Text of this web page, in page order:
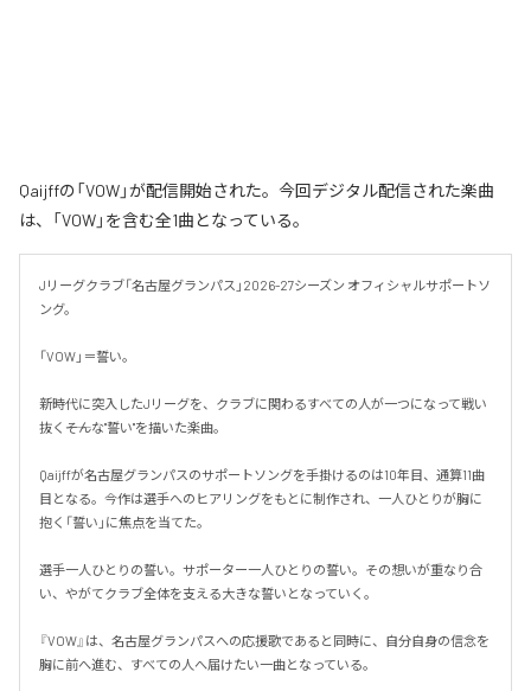
Qaijffの「VOW」が配信開始された。今回デジタル配信された楽曲
は、「VOW」を含む全1曲となっている。
Jリーグクラブ「名古屋グランパス」2026-27シーズン オフィシャルサポートソ
ング。
「VOW」＝誓い。
新時代に突入したJリーグを、クラブに関わるすべての人が一つになって戦い
抜く――そんな"誓い"を描いた楽曲。
Qaijffが名古屋グランパスのサポートソングを手掛けるのは10年目、通算11曲
目となる。今作は選手へのヒアリングをもとに制作され、一人ひとりが胸に
抱く「誓い」に焦点を当てた。
選手一人ひとりの誓い。サポーター一人ひとりの誓い。その想いが重なり合
い、やがてクラブ全体を支える大きな誓いとなっていく。
『VOW』は、名古屋グランパスへの応援歌であると同時に、自分自身の信念を
胸に前へ進む、すべての人へ届けたい一曲となっている。